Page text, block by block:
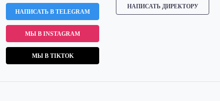
НАПИСАТЬ В TELEGRAM
МЫ В INSTAGRAM
МЫ В TIKTOK
НАПИСАТЬ ДИРЕКТОРУ